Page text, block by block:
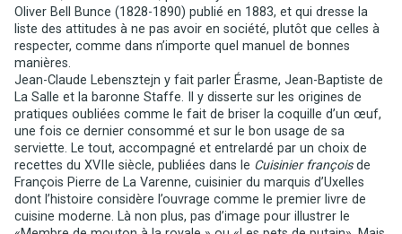
Oliver Bell Bunce (1828-1890) publié en 1883, et qui dresse la
liste des attitudes à ne pas avoir en société, plutôt que celles à
respecter, comme dans n’importe quel manuel de bonnes
manières.
Jean-Claude Lebensztejn y fait parler Érasme, Jean-Baptiste de
La Salle et la baronne Staffe. Il y disserte sur les origines de
pratiques oubliées comme le fait de briser la coquille d’un œuf,
une fois ce dernier consommé et sur le bon usage de sa
serviette. Le tout, accompagné et entrelardé par un choix de
recettes du XVIIe siècle, publiées dans le Cuisinier françoisde
François Pierre de La Varenne, cuisinier du marquis d’Uxelles
dont l’histoire considère l’ouvrage comme le premier livre de
cuisine moderne. Là non plus, pas d’image pour illustrer le